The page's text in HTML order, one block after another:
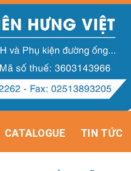
CATALOGUE TIN TỨC